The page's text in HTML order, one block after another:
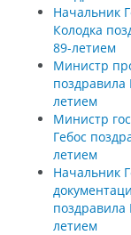
Начальник
Колодка
89-летием
Министр
летием
Министр
Гебос
летием
Начальник
летием